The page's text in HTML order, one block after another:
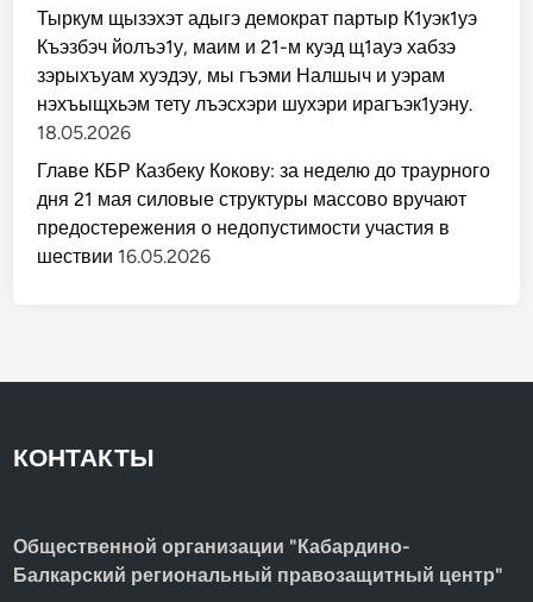
Тыркум щызэхэт адыгэ демократ партыр К1уэк1уэ
Къэзбэч йолъэ1у, маим и 21-м куэд щ1ауэ хабзэ
зэрыхъуам хуэдэу, мы гъэми Налшыч и уэрам
нэхъыщхьэм тету лъэсхэри шухэри ирагъэк1уэну.
18.05.2026
Главе КБР Казбеку Кокову: за неделю до траурного
дня 21 мая силовые структуры массово вручают
предостережения о недопустимости участия в
шествии 16.05.2026
КОНТАКТЫ
Общественной организации "Кабардино-
Балкарский региональный правозащитный центр"